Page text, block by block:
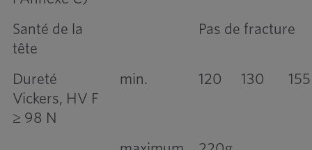
Santé de la
tête
Pas de fracture
Dureté
Vickers, HV F
≥ 98 N
min. 120 130 155